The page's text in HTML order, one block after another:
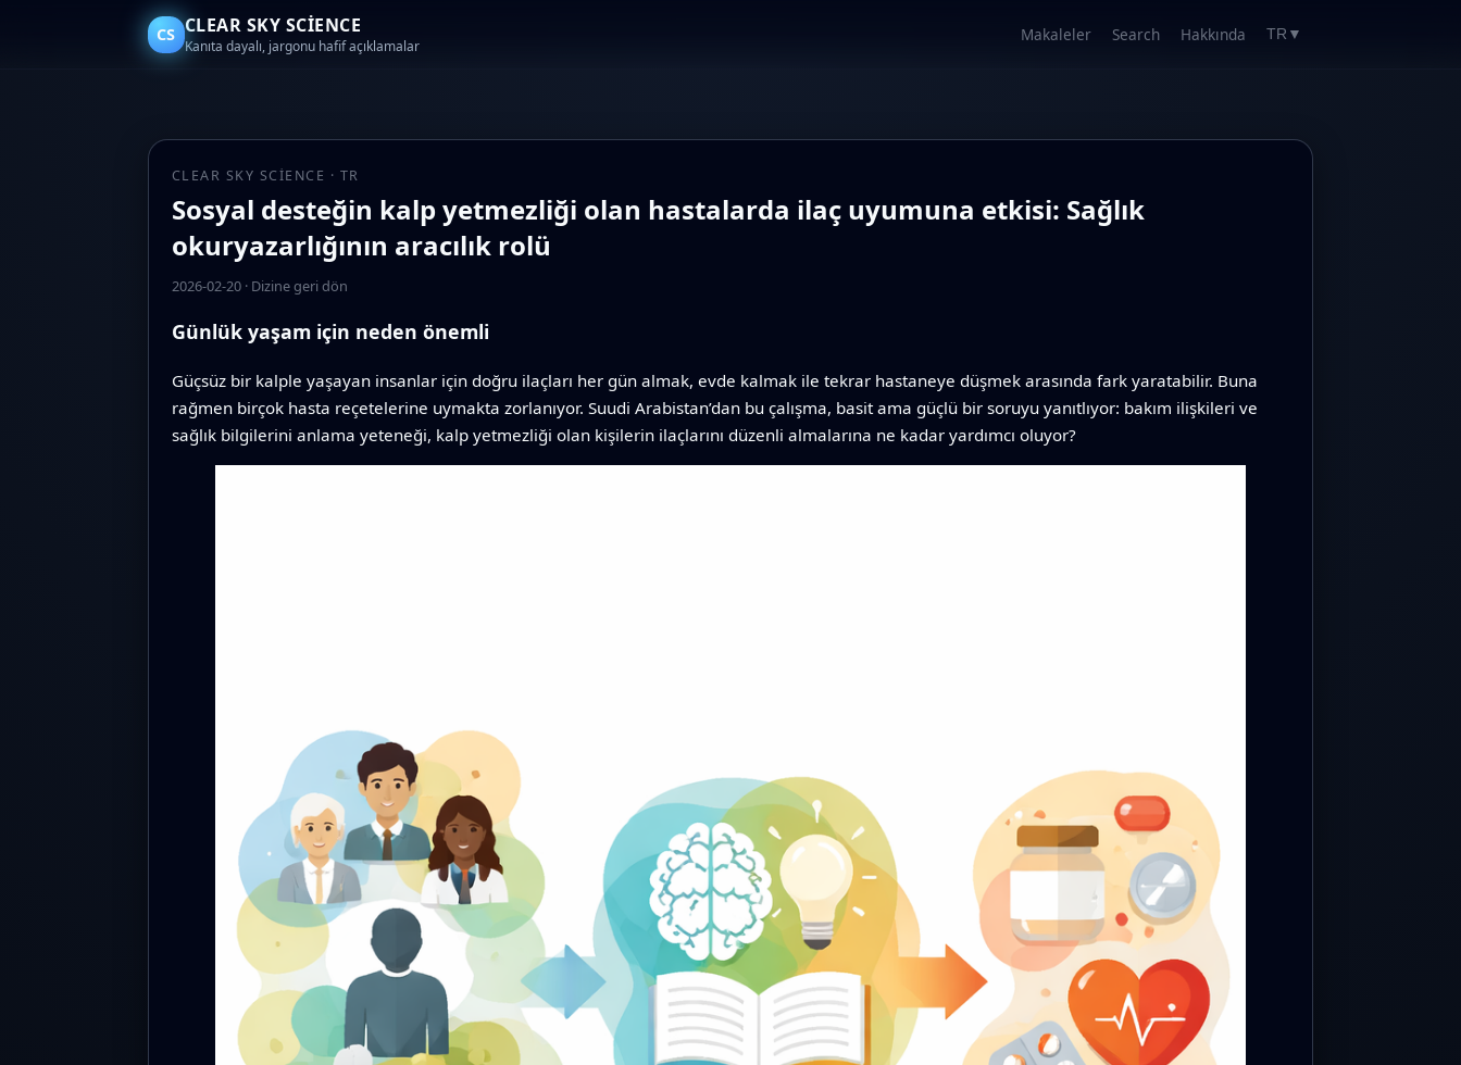
CS CLEAR SKY SCIENCE
Kanıta dayalı, jargonu hafif açıklamalar
Makaleler Search Hakkında TR ▼
CLEAR SKY SCIENCE · TR
Sosyal desteğin kalp yetmezliği olan hastalarda ilaç uyumuna etkisi: Sağlık
okuryazarlığının aracılık rolü
2026-02-20· Dizine geri dön
Günlük yaşam için neden önemli
Güçsüz bir kalple yaşayan insanlar için doğru ilaçları her gün almak, evde kalmak ile tekrar hastaneye düşmek arasında fark yaratabilir. Buna
rağmen birçok hasta reçetelerine uymakta zorlanıyor. Suudi Arabistan’dan bu çalışma, basit ama güçlü bir soruyu yanıtlıyor: bakım ilişkileri ve
sağlık bilgilerini anlama yeteneği, kalp yetmezliği olan kişilerin ilaçlarını düzenli almalarına ne kadar yardımcı oluyor?